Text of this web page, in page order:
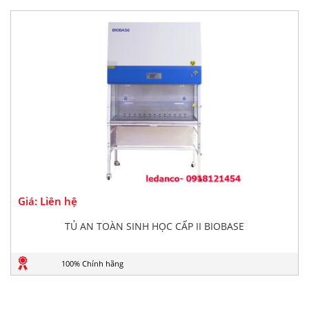
Giá: Liên hệ
TỦ AN TOÀN SINH HỌC CẤP II BIOBASE
100% Chính hãng